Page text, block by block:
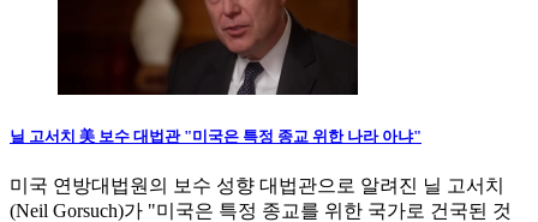
닐 고서치 美 보수 대법관 "미국은 특정 종교 위한 나라 아냐"
미국 연방대법원의 보수 성향 대법관으로 알려진 닐 고서치
(Neil Gorsuch)가 "미국은 특정 종교를 위한 국가로 건국된 것